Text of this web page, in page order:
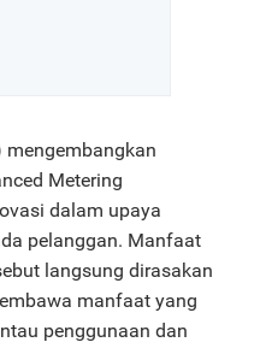
mengembangkan
Metering
dalam upaya
pelanggan. Manfaat
langsung dirasakan
manfaat yang
penggunaan dan